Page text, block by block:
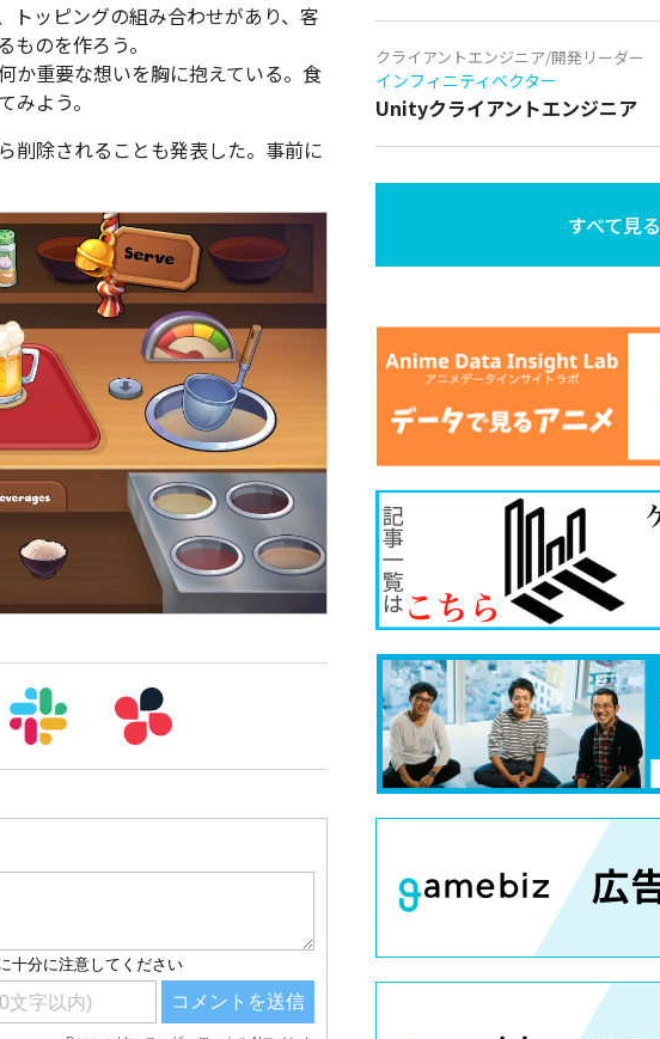
トッピングの組み合わせがあり、客
のを作ろう。
か重要な想いを胸に抱えている。食
よう。
削除されることも発表した。事前に
クライアントエンジニア/開発リーダー
インフィニティベクター
Unityクライアントエンジニア
すべて見る